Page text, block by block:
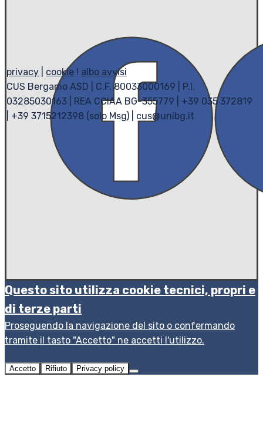
privacy cookie ! albo avvisi
CUS Bergamo ASD | C.F. 80033000169 | P.I.
03285030163 | REA CCIAA BG-355779 | +39 035 372819
| +39 3715212398 (solo Msg) | cus@unibg.it
Questo sito utilizza cookie tecnici, propri e
di terze parti
Proseguendo la navigazione del sito o confermando
tramite il tasto "Accetto" ne accetti l'utilizzo.
Accetto Rifiuto Privacy policy